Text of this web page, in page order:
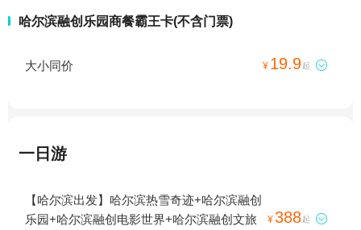
哈尔滨融创乐园商餐霸王卡(不含门票)
大小同价 ¥ 19.9起 
一日游
【哈尔滨出发】哈尔滨热雪奇迹+哈尔滨融创
乐园+哈尔滨融创电影世界+哈尔滨融创文旅
¥388起 